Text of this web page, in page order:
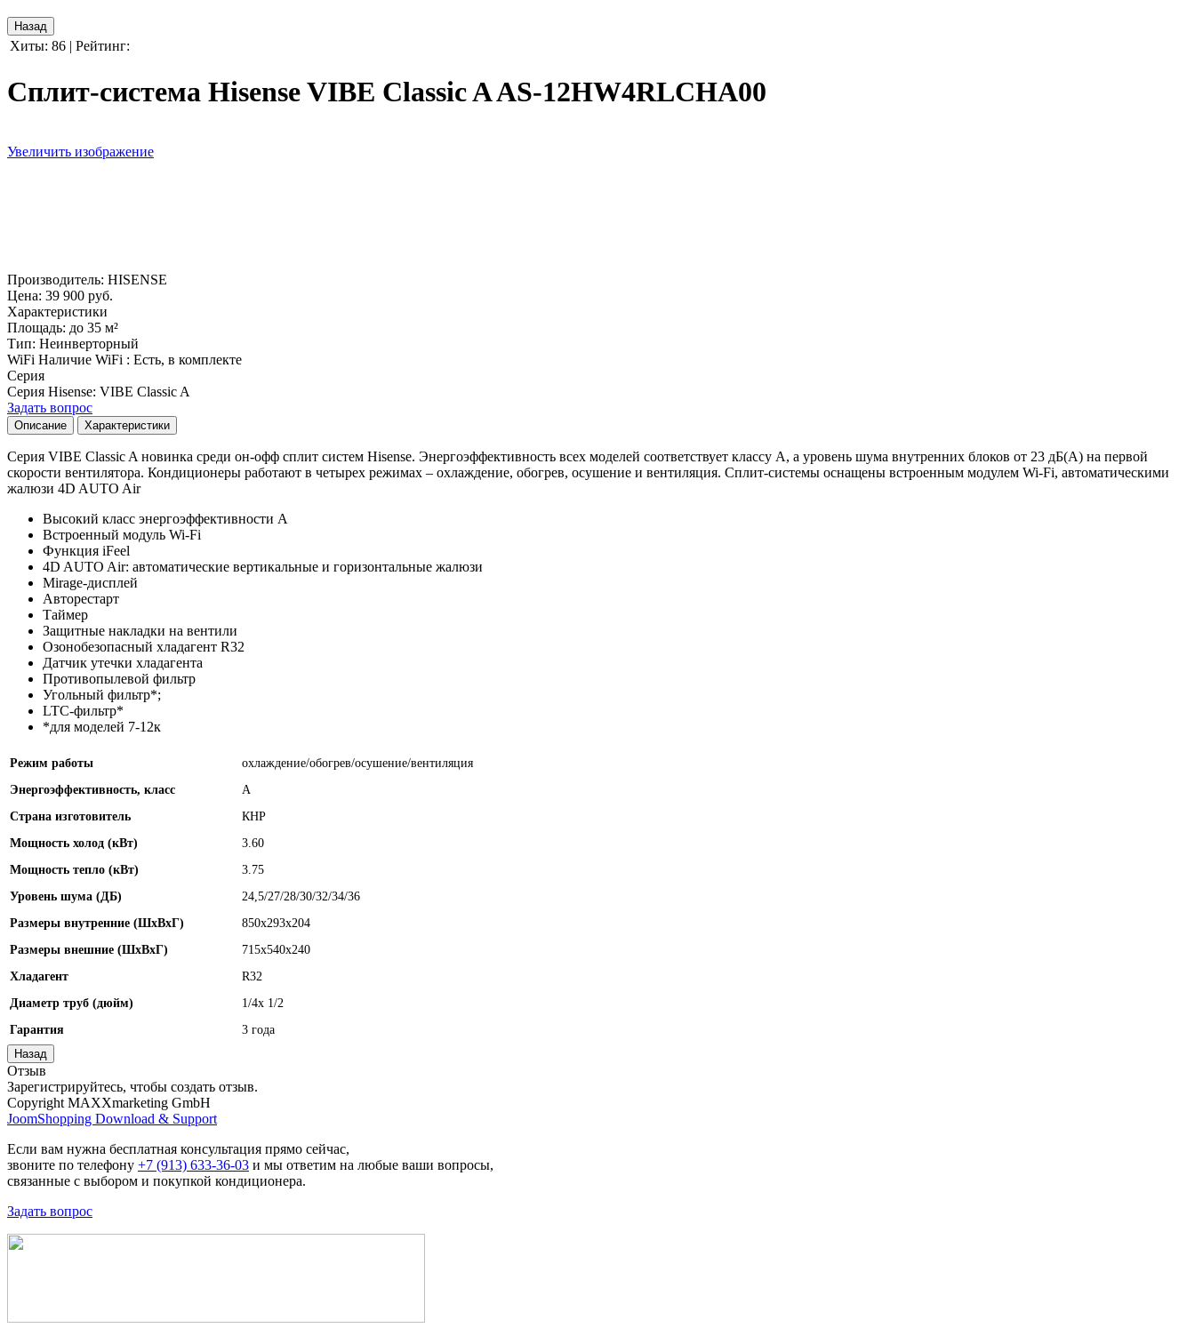
Хиты: 86 | Рейтинг:
Cплит-система Hisense VIBE Classic A AS-12HW4RLCHA00
Увеличить изображение
Производитель: HISENSE
Цена: 39 900 руб.
Характеристики
Площадь: до 35 м²
Тип: Неинверторный
WiFi Наличие WiFi : Есть, в комплекте
Серия
Серия Hisense: VIBE Classic A
Задать вопрос
Описание Характеристики
Серия VIBE Classic A новинка среди он-офф сплит систем Hisense. Энергоэффективность всех моделей соответствует классу А, а уровень шума внутренних блоков от 23 дБ(А) на первой
скорости вентилятора. Кондиционеры работают в четырех режимах – охлаждение, обогрев, осушение и вентиляция. Сплит-системы оснащены встроенным модулем Wi-Fi, автоматическими
жалюзи 4D AUTO Air
Высокий класс энергоэффективности А
Встроенный модуль Wi-Fi
Функция iFeel
4D AUTO Air: автоматические вертикальные и горизонтальные жалюзи
Mirage-дисплей
Авторестарт
Таймер
Защитные накладки на вентили
Озонобезопасный хладагент R32
Датчик утечки хладагента
Противопылевой фильтр
Угольный фильтр*;
LTC-фильтр*
*для моделей 7-12к
Режим работы
охлаждение/обогрев/осушение/вентиляция
Энергоэффективность, класс
А
Страна изготовитель
КНР
Мощность холод (кВт)
3.60
Мощность тепло (кВт)
3.75
Уровень шума (ДБ)
24,5/27/28/30/32/34/36
Размеры внутренние (ШхВхГ)
850x293x204
Размеры внешние (ШхВхГ)
715x540x240
Хладагент
R32
Диаметр труб (дюйм)
1/4x 1/2
Гарантия
3 года
Отзыв
Зарегистрируйтесь, чтобы создать отзыв.
Copyright MAXXmarketing GmbH
JoomShopping Download & Support
Если вам нужна бесплатная консультация прямо сейчас,
звоните по телефону +7 (913) 633-36-03 и мы ответим на любые ваши вопросы,
связанные с выбором и покупкой кондиционера.
Задать вопрос